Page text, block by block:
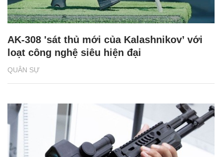
QUÂN SỰ
AK-308 'sát thủ mới của Kalashnikov’ với
loạt công nghệ siêu hiện đại